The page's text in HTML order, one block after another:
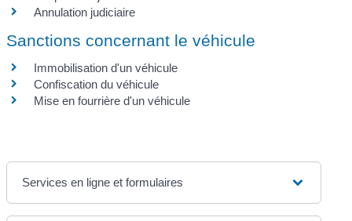
Annulation judiciaire
Sanctions concernant le véhicule
Immobilisation d'un véhicule
Confiscation du véhicule
Mise en fourrière d'un véhicule
Services en ligne et formulaires